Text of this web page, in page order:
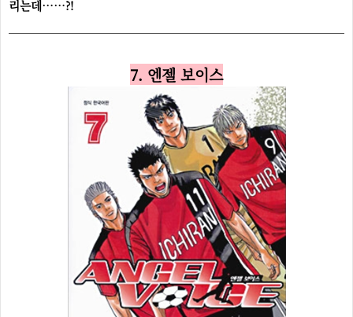
리는데……?!
7. 엔젤 보이스